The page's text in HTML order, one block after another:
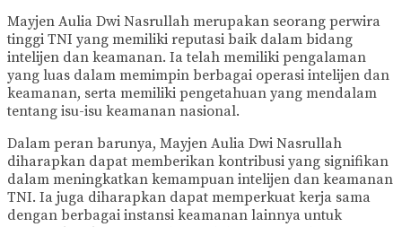
Mayjen Aulia Dwi Nasrullah merupakan seorang perwira
tinggi TNI yang memiliki reputasi baik dalam bidang
intelijen dan keamanan. Ia telah memiliki pengalaman
yang luas dalam memimpin berbagai operasi intelijen dan
keamanan, serta memiliki pengetahuan yang mendalam
tentang isu-isu keamanan nasional.
Dalam peran barunya, Mayjen Aulia Dwi Nasrullah
diharapkan dapat memberikan kontribusi yang signifikan
dalam meningkatkan kemampuan intelijen dan keamanan
TNI. Ia juga diharapkan dapat memperkuat kerja sama
dengan berbagai instansi keamanan lainnya untuk